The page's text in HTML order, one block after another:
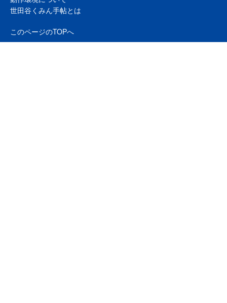
世田谷くみん手帖とは
このページのTOPへ